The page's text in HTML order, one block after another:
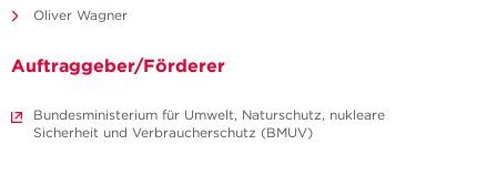
Oliver Wagner
Auftraggeber/Förderer
Bundesministerium für Umwelt, Naturschutz, nukleare
Sicherheit und Verbraucherschutz (BMUV)